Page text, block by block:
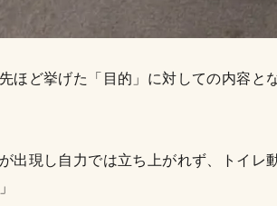
ほど挙げた「目的」に対しての内容と
出現し自力では立ち上がれず、トイレ